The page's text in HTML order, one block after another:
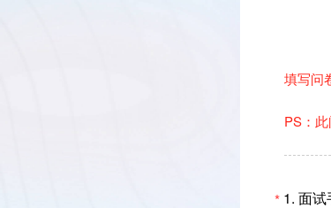
填写问
PS：
* 1. 面试